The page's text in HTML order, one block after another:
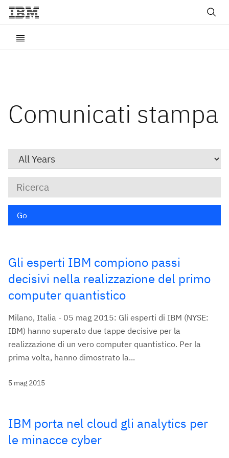
Comunicati stampa
chiave
Go
Gli esperti IBM compiono passi
decisivi nella realizzazione del primo
computer quantistico
Milano, Italia - 05 mag 2015: Gli esperti di IBM (NYSE:
IBM) hanno superato due tappe decisive per la
realizzazione di un vero computer quantistico. Per la
prima volta, hanno dimostrato la...
5 mag 2015
IBM porta nel cloud gli analytics per
le minacce cyber